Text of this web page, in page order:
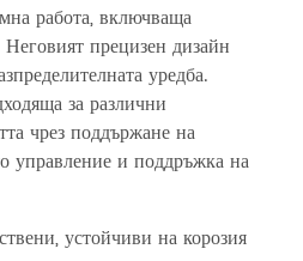
работа, включваща
прецизен дизайн
уредба.
за различни
чрез поддържане на
управление и поддръжка на
устойчиви на корозия